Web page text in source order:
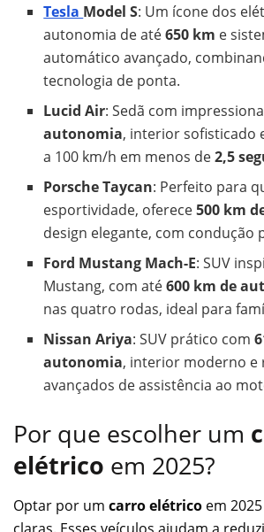
Tesla Model S: Um ícone dos
autonomia de até650 km e
automático avançado,
tecnologia de ponta.
Lucid Air: Sedã com
autonomia, interior sofisticado
a 100 km/h em menos de2,5
Porsche Taycan: Perfeito para
esportividade, oferece500 km
design elegante, com condução
Ford Mustang Mach-E: SUV
Mustang, com até600 km de
nas quatro rodas, ideal para
Nissan Ariya: SUV prático com
autonomia, interior moderno e
avançados de assistência ao
Por que escolher um
elétrico em 2025?
Optar por um carro elétrico em
claras. Esses veículos ajudam a